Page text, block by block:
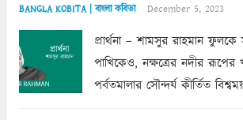
BANGLA KOBITA | বাংলা কবিতা December 5, 2023
প্রার্থনা – শামসুর রাহমান
পাখিকেও, নক্ষত্রের নদীর রূপের
পর্বতমালার সৌন্দর্য কীর্তিত